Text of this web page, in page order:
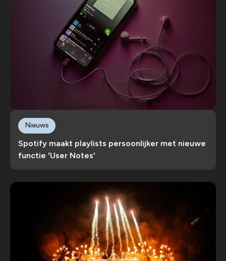
Spotify maakt playlists persoonlijker met nieuwe
functie 'User Notes'
Nieuws